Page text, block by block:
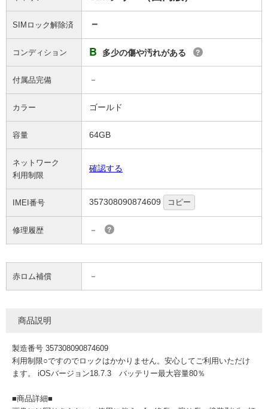
SIMロック解除済 －
コンディション B 多少の傷や汚れがある ?
付属品完備 －
カラー ゴールド
容量 64GB
ネットワーク
利用制限
確認する
IMEI番号 357308090874609 コピー
修理履歴 － ?
赤ロム補償 －
商品説明
製造番号 357308090874609
利用制限○ですのでロックはかかりません。安心してご利用いただけ
ます。 iOSバージョン18.7.3 バッテリー最大容量80％
■商品詳細■